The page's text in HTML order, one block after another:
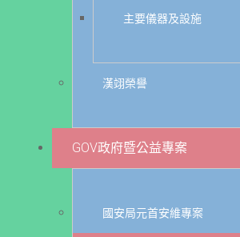
主要儀器及設施
漢翊榮譽
GOV政府暨公益專案
國安局元首安維專案